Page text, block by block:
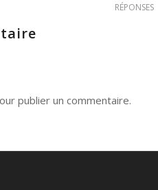
RÉPONSES
publier un commentaire.